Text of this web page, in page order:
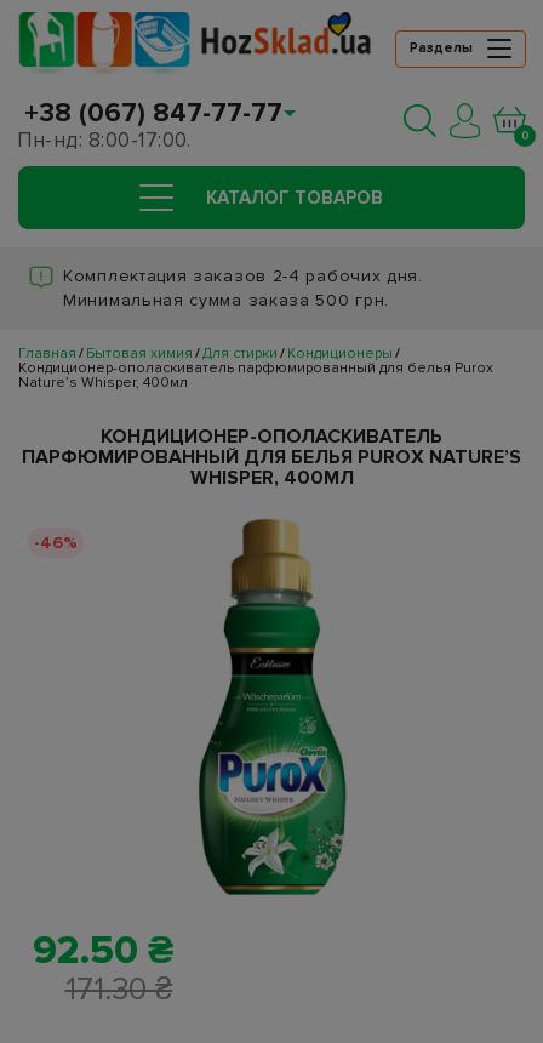
Разделы
+38 (067) 847-77-77
Пн-нд: 8:00-17:00. 0
КАТАЛОГ ТОВАРОВ
Комплектация заказов 2-4 рабочих дня.
Минимальная сумма заказа 500 грн.
Главная Бытовая химия Для стирки
Кондиционеры
Кондиционер-ополаскиватель парфюмированный для белья Purox
Nature’s Whisper, 400мл
КОНДИЦИОНЕР-ОПОЛАСКИВАТЕЛЬ
ПАРФЮМИРОВАННЫЙ ДЛЯ БЕЛЬЯ PUROX NATURE’S
WHISPER, 400МЛ
-46%
92.50 ₴
171.30 ₴